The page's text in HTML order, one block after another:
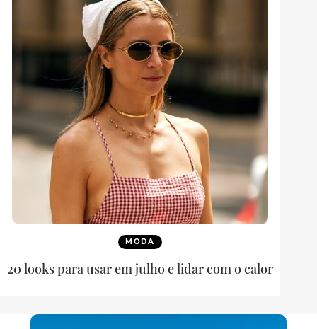
MODA
20 looks para usar em julho e lidar com o calor